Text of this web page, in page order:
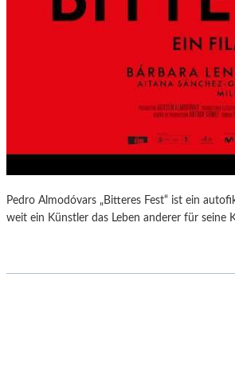
Pedro Almodóvars „Bitteres Fest“ ist ein
weit ein Künstler das Leben anderer für seine